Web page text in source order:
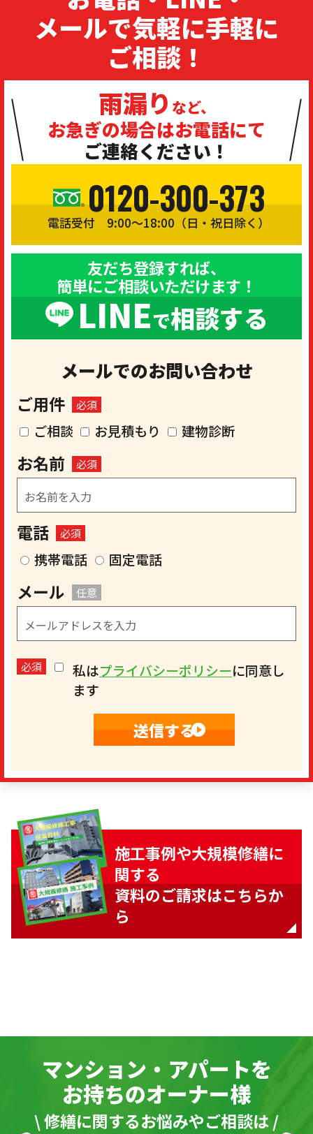
メールで気軽に手軽に
ご相談！
雨漏り など、
お急ぎの場合はお電話にて
ご連絡ください！
0120-300-373
電話受付 9:00〜18:00（日・祝日除く）
友だち登録すれば、
簡単にご相談いただけます！
LINEで相談する
メールでのお問い合わせ
ご用件 必須
ご相談 お見積もり 建物診断
お名前 必須
電話 必須
携帯電話 固定電話
メール 任意
必須 私はプライバシーポリシーに同意し
ます
施工事例や大規模修繕に
関する
資料のご請求はこちらか
ら
マンション・アパートを
お持ちのオーナー様
\ 修繕に関するお悩みやご相談は /